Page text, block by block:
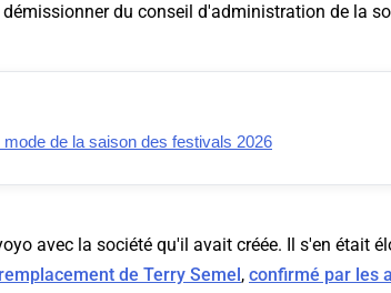
du conseil d'administration de la
de la saison des festivals 2026
avec la société qu'il avait créée. Il s'en était
de Terry Semel , confirmé par les